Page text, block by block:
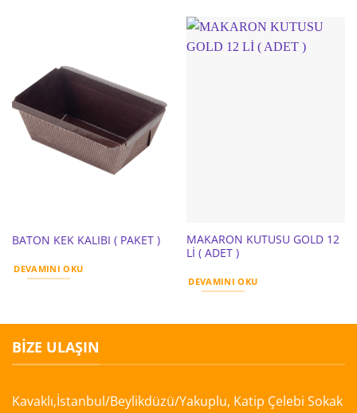
BATON KEK KALIBI ( PAKET )
DEVAMINI OKU
MAKARON KUTUSU GOLD 12
Lİ ( ADET )
DEVAMINI OKU
BIZE ULAŞIN
Kavaklı,İstanbul/Beylikdüzü/Yakuplu, Katip Çelebi Sokak